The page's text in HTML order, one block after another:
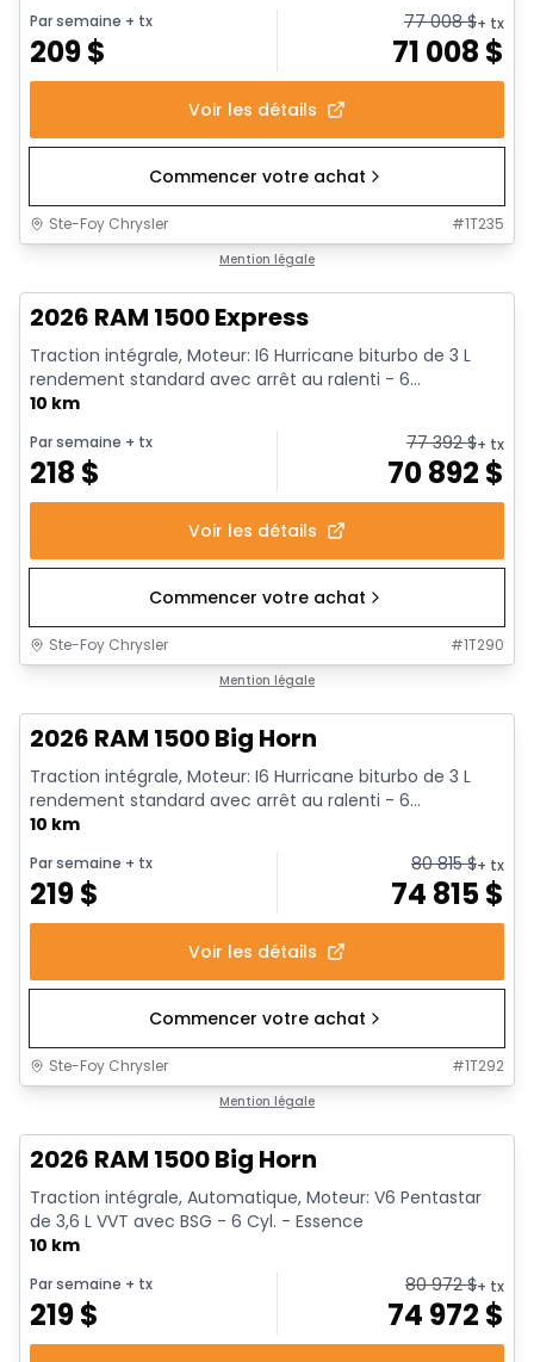
Par semaine + tx
209$
77 008$+ tx
71 008 $
Voir les détails
Commencer votre achat
Ste-Foy Chrysler #1T235
Mention légale
2026 RAM 1500 Express
Traction intégrale, Moteur: I6 Hurricane biturbo de 3 L
rendement standard avec arrêt au ralenti - 6...
10 km
Par semaine + tx
218 $
77 392$+ tx
70 892 $
Voir les détails
Commencer votre achat
Ste-Foy Chrysler #1T290
Mention légale
2026 RAM 1500 Big Horn
Traction intégrale, Moteur: I6 Hurricane biturbo de 3 L
rendement standard avec arrêt au ralenti - 6...
10 km
Par semaine + tx
219$
80 815$+ tx
74 815$
Voir les détails
Commencer votre achat
Ste-Foy Chrysler #1T292
Mention légale
2026 RAM 1500 Big Horn
Traction intégrale, Automatique, Moteur: V6 Pentastar
de 3,6 L VVT avec BSG - 6 Cyl. - Essence
10 km
Par semaine + tx
219$
80 972$+ tx
74 972 $